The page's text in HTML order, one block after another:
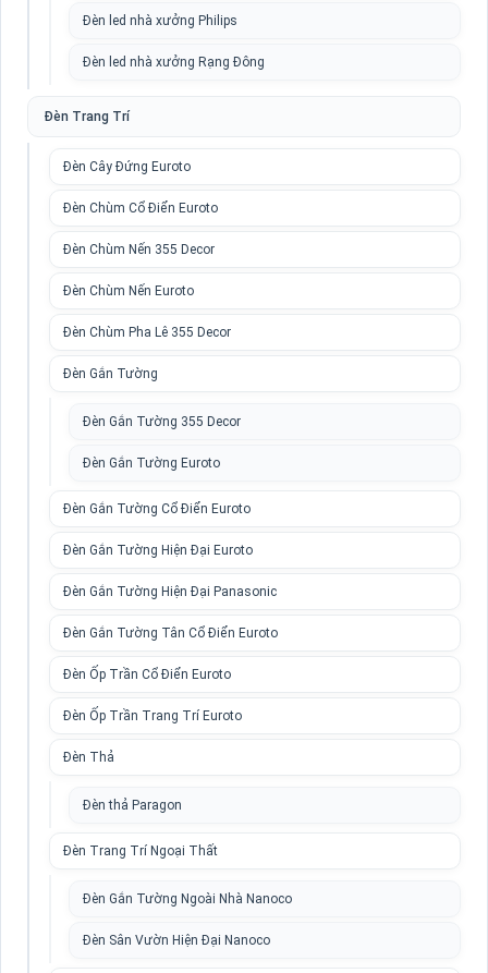
Đèn led nhà xưởng Philips
Đèn led nhà xưởng Rạng Đông
Đèn Trang Trí
Đèn Cây Đứng Euroto
Đèn Chùm Cổ Điển Euroto
Đèn Chùm Nến 355 Decor
Đèn Chùm Nến Euroto
Đèn Chùm Pha Lê 355 Decor
Đèn Gắn Tường
Đèn Gắn Tường 355 Decor
Đèn Gắn Tường Euroto
Đèn Gắn Tường Cổ Điển Euroto
Đèn Gắn Tường Hiện Đại Euroto
Đèn Gắn Tường Hiện Đại Panasonic
Đèn Gắn Tường Tân Cổ Điển Euroto
Đèn Ốp Trần Cổ Điển Euroto
Đèn Ốp Trần Trang Trí Euroto
Đèn Thả
Đèn thả Paragon
Đèn Trang Trí Ngoại Thất
Đèn Gắn Tường Ngoài Nhà Nanoco
Đèn Sân Vườn Hiện Đại Nanoco